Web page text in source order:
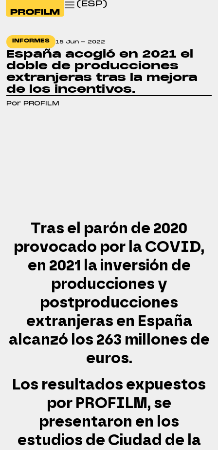
(ESP)
INFORMES 15 Jun - 2022
España acogió en 2021 el
doble de producciones
extranjeras tras la mejora
de los incentivos.
Por PROFILM
Tras el parón de 2020
provocado por la COVID,
en 2021 la inversión de
producciones y
postproducciones
extranjeras en España
alcanzó los 263 millones de
euros.
Los resultados expuestos
por PROFILM, se
presentaron en los
estudios de Ciudad de la